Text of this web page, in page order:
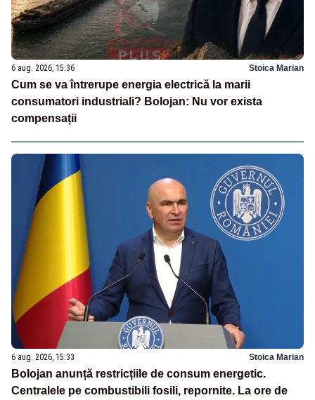
6 aug. 2026, 15:36 Stoica Marian
Cum se va întrerupe energia electrică la marii
consumatori industriali? Bolojan: Nu vor exista
compensații
6 aug. 2026, 15:33 Stoica Marian
Bolojan anunță restricțiile de consum energetic.
Centralele pe combustibili fosili, repornite. La ore de